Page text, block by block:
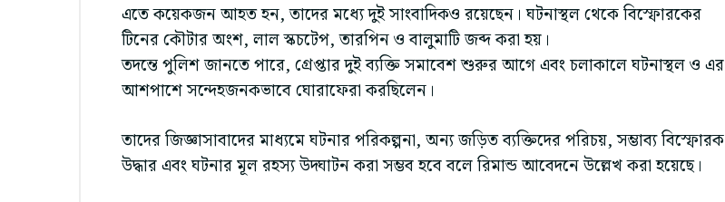
এতে কয়েকজন আহত হন, তাদের মধ্যে দুই সাংবাদিকও রয়েছেন। ঘটনাস্থল থেকে বিস্ফোরকের
টিনের কৌটার অংশ, লাল স্কচটেপ, তারপিন ও বালুমাটি জব্দ করা হয়।
তদন্তে পুলিশ জানতে পারে, গ্রেপ্তার দুই ব্যক্তি সমাবেশ শুরুর আগে এবং চলাকালে ঘটনাস্থল ও এর
আশপাশে সন্দেহজনকভাবে ঘোরাফেরা করছিলেন।
তাদের জিজ্ঞাসাবাদের মাধ্যমে ঘটনার পরিকল্পনা, অন্য জড়িত ব্যক্তিদের পরিচয়, সম্ভাব্য বিস্ফোরক
উদ্ধার এবং ঘটনার মূল রহস্য উদ্ঘাটন করা সম্ভব হবে বলে রিমান্ড আবেদনে উল্লেখ করা হয়েছে।